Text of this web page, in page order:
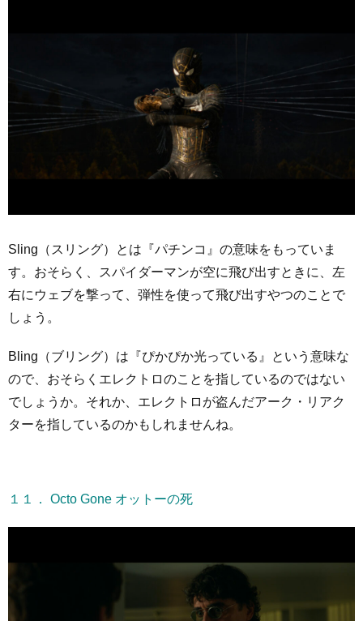
Sling（スリング）とは『パチンコ』の意味をもっていま
す。おそらく、スパイダーマンが空に飛び出すときに、左
右にウェブを撃って、弾性を使って飛び出すやつのことで
しょう。
Bling（ブリング）は『ぴかぴか光っている』という意味な
ので、おそらくエレクトロのことを指しているのではない
でしょうか。それか、エレクトロが盗んだアーク・リアク
ターを指しているのかもしれませんね。
１１． Octo Gone オットーの死